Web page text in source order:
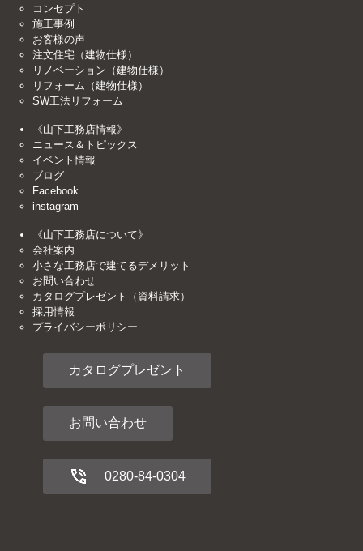
コンセプト
施工事例
お客様の声
注文住宅（建物仕様）
リノベーション（建物仕様）
リフォーム（建物仕様）
SW工法リフォーム
《山下工務店情報》
ニュース＆トピックス
イベント情報
ブログ
Facebook
instagram
《山下工務店について》
会社案内
小さな工務店で建てるデメリット
お問い合わせ
カタログプレゼント（資料請求）
採用情報
プライバシーポリシー
カタログプレゼント
お問い合わせ
0280-84-0304